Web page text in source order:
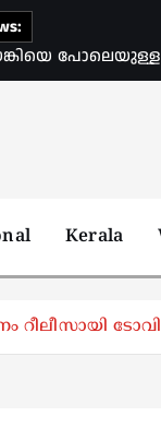
Kerala
റീലീസായി